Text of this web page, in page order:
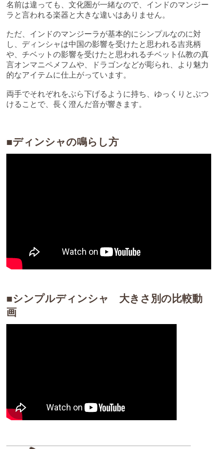
名前は違っても、文化圏が一緒なので、インドのマンジー
ラと言われる楽器と大きな違いはありません。
ただ、インドのマンジーラが基本的にシンプルなのに対
し、ディンシャは中国の影響を受けたと思われる吉兆柄
や、チベットの影響を受けたと思われるチベット仏教の真
言オンマニペメフムや、ドラゴンなどが彫られ、より魅力
的なアイテムに仕上がっています。
両手でそれぞれをぶら下げるように持ち、ゆっくりとぶつ
けることで、長く澄んだ音が響きます。
■ディンシャの鳴らし方
■シンプルディンシャ 大きさ別の比較動
画